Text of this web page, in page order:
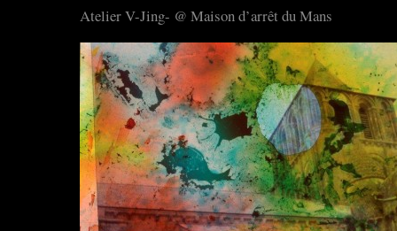
Atelier V-Jing- @ Maison d’arrêt du Mans